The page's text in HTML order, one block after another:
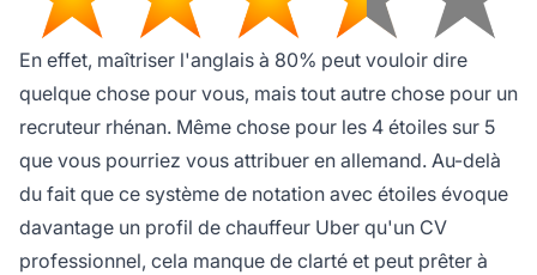
En effet, maîtriser l'anglais à 80% peut vouloir dire
quelque chose pour vous, mais tout autre chose pour un
recruteur rhénan. Même chose pour les 4 étoiles sur 5
que vous pourriez vous attribuer en allemand. Au-delà
du fait que ce système de notation avec étoiles évoque
davantage un profil de chauffeur Uber qu'un CV
professionnel, cela manque de clarté et peut prêter à